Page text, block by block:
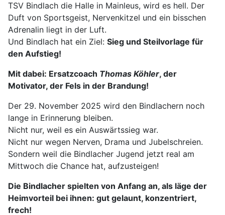
TSV Bindlach die Halle in Mainleus, wird es hell. Der
Duft von Sportsgeist, Nervenkitzel und ein bisschen
Adrenalin liegt in der Luft.
Und Bindlach hat ein Ziel: Sieg und Steilvorlage für
den Aufstieg!
Mit dabei: Ersatzcoach Thomas Köhler, der
Motivator, der Fels in der Brandung!
Der 29. November 2025 wird den Bindlachern noch
lange in Erinnerung bleiben.
Nicht nur, weil es ein Auswärtssieg war.
Nicht nur wegen Nerven, Drama und Jubelschreien.
Sondern weil die Bindlacher Jugend jetzt real am
Mittwoch die Chance hat, aufzusteigen!
Die Bindlacher spielten von Anfang an, als läge der
Heimvorteil bei ihnen: gut gelaunt, konzentriert,
frech!